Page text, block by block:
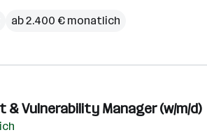
ab 2.400 € monatlich
Vulnerability Manager (w/m/d)